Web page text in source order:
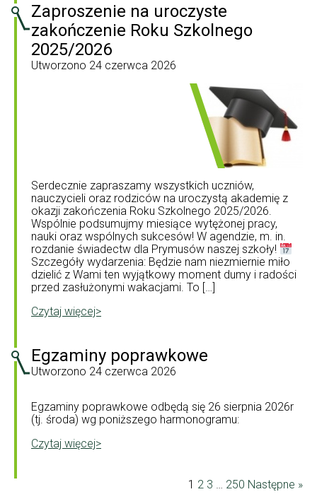
Zaproszenie na uroczyste
zakończenie Roku Szkolnego
2025/2026
Utworzono 24 czerwca 2026
Serdecznie zapraszamy wszystkich uczniów,
nauczycieli oraz rodziców na uroczystą akademię z
okazji zakończenia Roku Szkolnego 2025/2026.
Wspólnie podsumujmy miesiące wytężonej pracy,
nauki oraz wspólnych sukcesów! W agendzie, m. in.
rozdanie świadectw dla Prymusów naszej szkoły!
Szczegóły wydarzenia: Będzie nam niezmiernie miło
dzielić z Wami ten wyjątkowy moment dumy i radości
przed zasłużonymi wakacjami. To […]
Czytaj więcej>
Egzaminy poprawkowe
Utworzono 24 czerwca 2026
Egzaminy poprawkowe odbędą się 26 sierpnia 2026r
(tj. środa) wg poniższego harmonogramu:
Czytaj więcej>
1 2 3 … 250 Następne »